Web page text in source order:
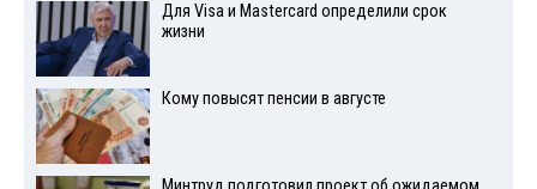
Для Visа и Mastercard определили срок
жизни
Кому повысят пенсии в августе